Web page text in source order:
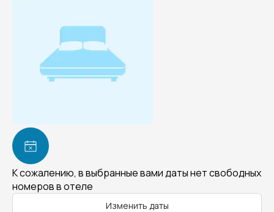
К сожалению, в выбранные вами даты нет свободных
номеров в отеле
Изменить даты